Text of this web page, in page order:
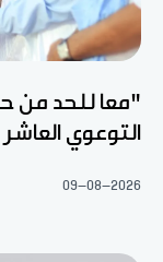
"معا للحد من
التوعوي العاشر
09-08-2026